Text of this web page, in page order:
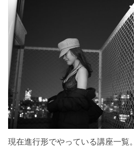
現在進行形でやっている講座一覧。